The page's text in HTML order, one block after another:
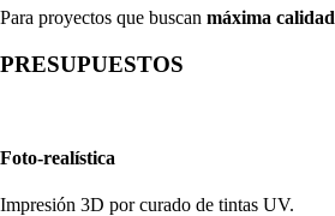
Para proyectos que buscan máxima calidad
PRESUPUESTOS
Foto-realística
Impresión 3D por curado de tintas UV.